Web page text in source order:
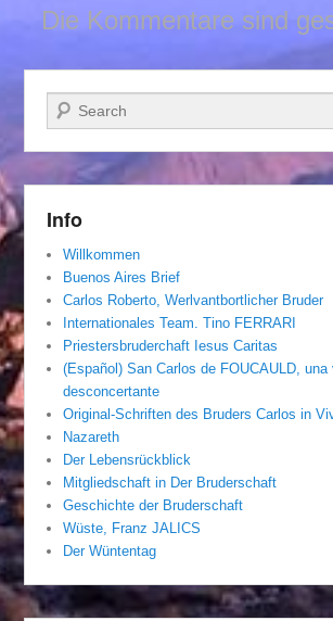
Die Kommentare sind
Suchen
Info
Willkommen
Buenos Aires Brief
Carlos Roberto, Werlvantbortlicher Bruder
Internationales Team. Tino FERRARI
Priestersbruderchaft Iesus Caritas
(Español) San Carlos de FOUCAULD, una
desconcertante
Original-Schriften des Bruders Carlos in
Nazareth
Der Lebensrückblick
Mitgliedschaft in Der Bruderschaft
Geschichte der Bruderschaft
Wüste, Franz JALICS
Der Wüntentag